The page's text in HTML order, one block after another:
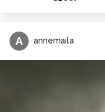
A annemaila